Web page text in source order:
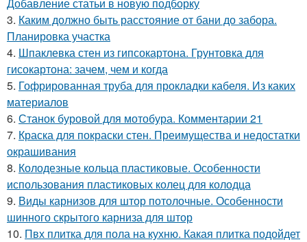
Добавление статьи в новую подборку
3. Каким должно быть расстояние от бани до забора.
Планировка участка
4. Шпаклевка стен из гипсокартона. Грунтовка для
гисокартона: зачем, чем и когда
5. Гофрированная труба для прокладки кабеля. Из каких
материалов
6. Станок буровой для мотобура. Комментарии 21
7. Краска для покраски стен. Преимущества и недостатки
окрашивания
8. Колодезные кольца пластиковые. Особенности
использования пластиковых колец для колодца
9. Виды карнизов для штор потолочные. Особенности
шинного скрытого карниза для штор
10. Пвх плитка для пола на кухню. Какая плитка подойдет